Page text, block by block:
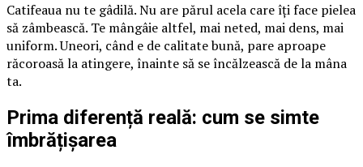
Catifeaua nu te gâdilă. Nu are părul acela care îți face pielea
să zâmbească. Te mângâie altfel, mai neted, mai dens, mai
uniform. Uneori, când e de calitate bună, pare aproape
răcoroasă la atingere, înainte să se încălzească de la mâna
ta.
Prima diferență reală: cum se simte
îmbrățișarea